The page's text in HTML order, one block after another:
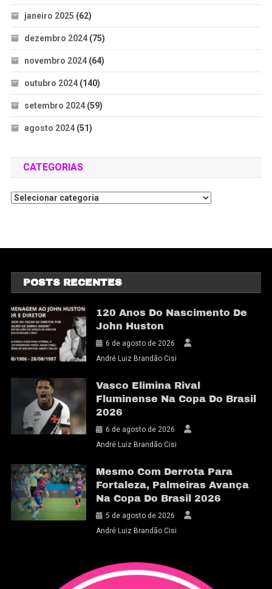
janeiro 2025 (62)
dezembro 2024(75)
novembro 2024(64)
outubro 2024(140)
setembro 2024(59)
agosto 2024(51)
CATEGORIAS
POSTS RECENTES
120 Anos Do Nascimento De
John Huston
6 de agosto de 2026
André Luiz Brandão Cisi
Vasco Elimina Rival
Fluminense Na Copa Do Brasil
2026
6 de agosto de 2026
André Luiz Brandão Cisi
Mesmo Com Derrota Para
Fortaleza, Palmeiras Avança
Na Copa Do Brasil 2026
5 de agosto de 2026
André Luiz Brandão Cisi